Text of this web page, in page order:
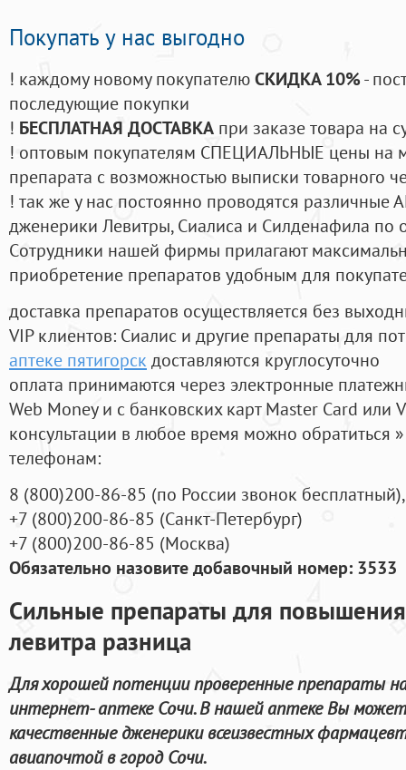
Покупать у нас выгодно
! каждому новому покупателюСКИДКА 10%-
последующие покупки
! БЕСПЛАТНАЯ ДОСТАВКА при заказе товара на
! оптовым покупателям СПЕЦИАЛЬНЫЕ цены на
препарата с возможностью выписки товарного
! так же у нас постоянно проводятся
дженерики Левитры, Сиалиса и Силденафила по
Cотрудники нашей фирмы прилагают
приобретение препаратов удобным для
доставка препаратов осуществляется без
VIP клиентов: Сиалис и другие препараты для
аптеке пятигорск доставляются круглосуточно
оплата принимаются через электронные
Web Money и с банковских карт Master Card или
консультации в любое время можно обратиться
телефонам:
8 (800)200-86-85 (по России звонок бесплатный),
+7 (800)200-86-85 (Санкт-Петербург)
+7 (800)200-86-85 (Москва)
Обязательно назовите добавочный номер: 3533
Сильные препараты для
левитра разница
Для хорошей потенции проверенные препараты
интернет- аптеке Сочи. В нашей аптеке Вы
качественные дженерики всеизвестных
авиапочтой в город Сочи.